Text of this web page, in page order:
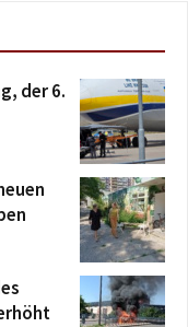
der 6.